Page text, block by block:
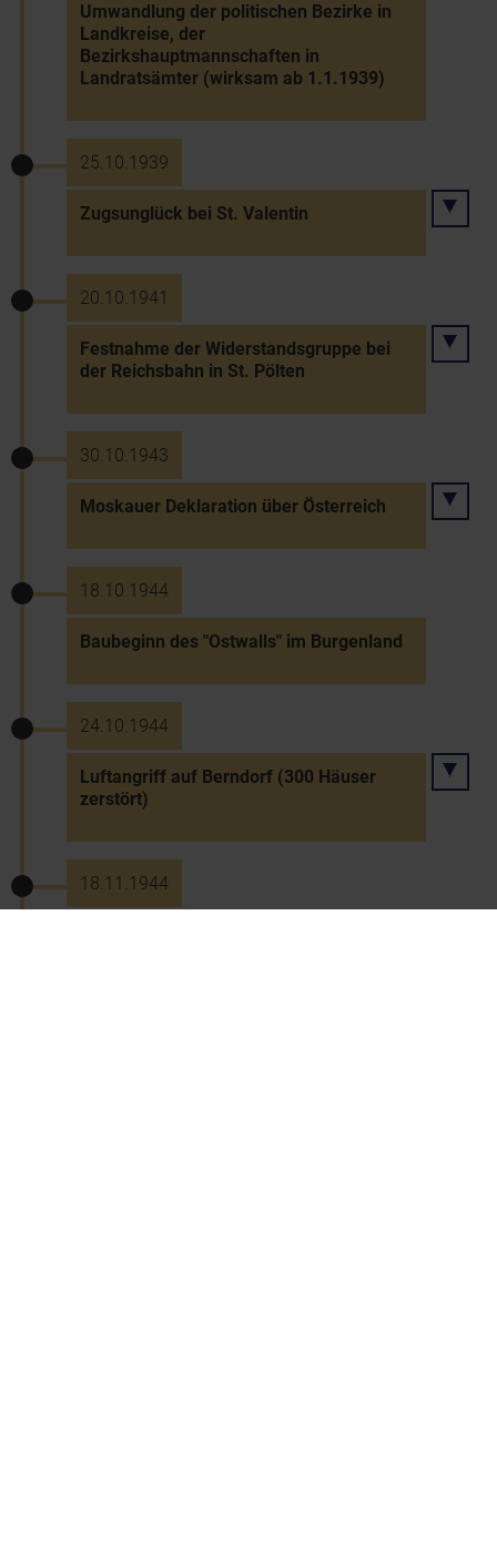
Umwandlung der politischen Bezirke in
Landkreise, der
Bezirkshauptmannschaften in
Landratsämter (wirksam ab 1.1.1939)
25.10.1939
Zugsunglück bei St. Valentin
20.10.1941
Festnahme der Widerstandsgruppe bei
der Reichsbahn in St. Pölten
30.10.1943
Moskauer Deklaration über Österreich
18.10.1944
Baubeginn des "Ostwalls" im Burgenland
24.10.1944
Luftangriff auf Berndorf (300 Häuser
zerstört)
18.11.1944